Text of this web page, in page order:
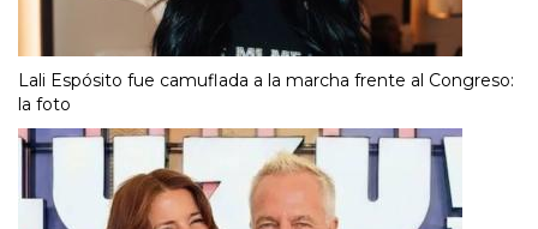
Lali Espósito fue camuflada a la marcha frente al Congreso:
la foto